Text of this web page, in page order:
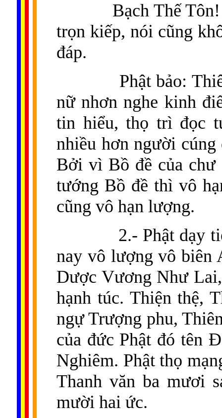
Bạch Thế
trọn kiếp, nói cũng
đáp.
Phật bảo:
nữ nhơn nghe kinh
tin hiểu, thọ trì đọc
nhiều hơn người
Bởi vì Bồ đề của chư
tướng Bồ đề thì vô
cũng vô hạn lượng.
2.- Phật dạy
nay vô lượng vô biên
Dược Vương Như
hạnh túc. Thiện thệ,
ngự Trượng phu,
của đức Phật đó tên
Nghiêm. Phật thọ
Thanh văn ba mươi
mười hai ức.